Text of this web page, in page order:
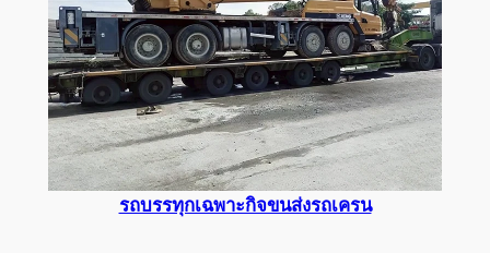
รถบรรทุกเฉพาะกิจขนส่งรถเครน